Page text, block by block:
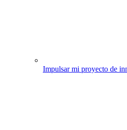
Impulsar mi proyecto de